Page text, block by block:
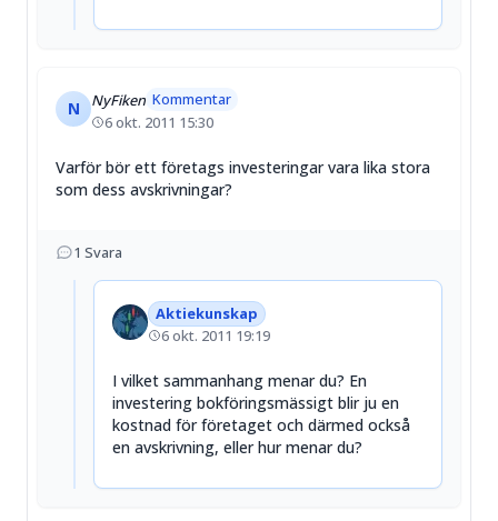
N NyFiken Kommentar
6 okt. 2011 15:30
Varför bör ett företags investeringar vara lika stora
som dess avskrivningar?
1 Svara
Aktiekunskap
6 okt. 2011 19:19
I vilket sammanhang menar du? En
investering bokföringsmässigt blir ju en
kostnad för företaget och därmed också
en avskrivning, eller hur menar du?